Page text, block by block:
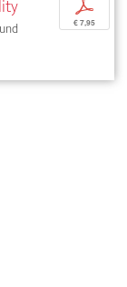
p
€ 7,95